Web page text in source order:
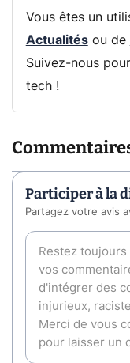
Vous êtes un
Actualitésou de
Suivez-nous
tech !
Participer à la
Partagez votre avis